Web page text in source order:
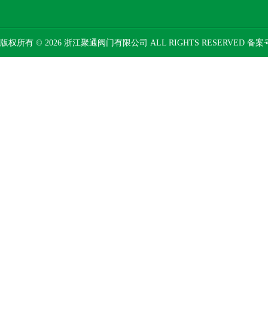
版权所有 © 2026 浙江聚通阀门有限公司 ALL RIGHTS RESERVED 备案